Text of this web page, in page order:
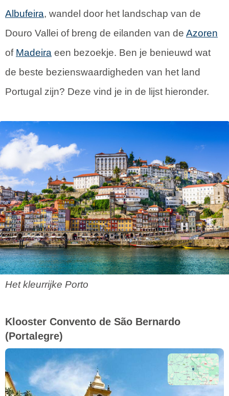
Albufeira, wandel door het landschap van de
Douro Vallei of breng de eilanden van de Azoren
of Madeira een bezoekje. Ben je benieuwd wat
de beste bezienswaardigheden van het land
Portugal zijn? Deze vind je in de lijst hieronder.
Het kleurrijke Porto
Klooster Convento de São Bernardo
(Portalegre)